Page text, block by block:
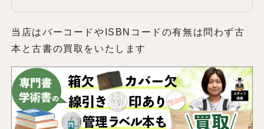
当店はバーコードやISBNコードの有無は問わず古
本と古書の買取をいたします